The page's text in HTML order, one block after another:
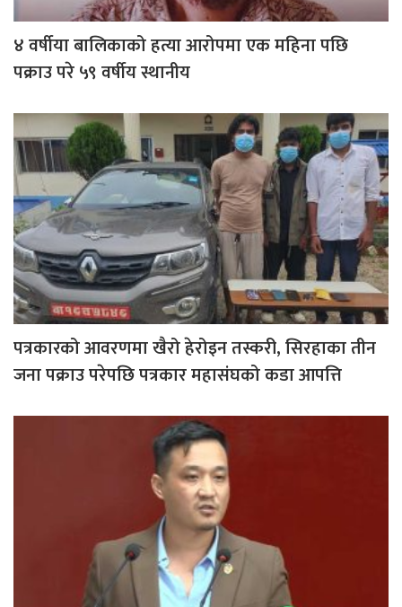
४ वर्षीया बालिकाको हत्या आरोपमा एक महिना पछि
पक्राउ परे ५९ वर्षीय स्थानीय
पत्रकारको आवरणमा खैरो हेरोइन तस्करी, सिरहाका तीन
जना पक्राउ परेपछि पत्रकार महासंघको कडा आपत्ति